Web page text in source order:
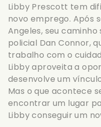
Libby Prescott tem
novo emprego. Após
Angeles, seu
policial Dan Connor,
trabalho com o
Libby aproveita a
desenvolve um
Mas o que acontece
encontrar um lugar
Libby conseguir um